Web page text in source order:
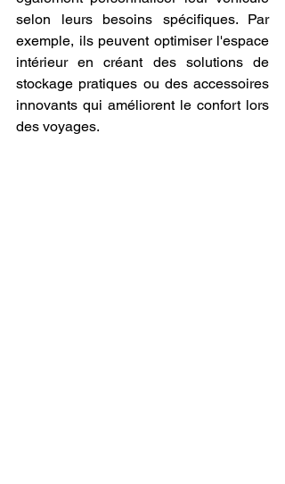
selon leurs besoins spécifiques. Par
exemple, ils peuvent optimiser l'espace
intérieur en créant des solutions de
stockage pratiques ou des accessoires
innovants qui améliorent le confort lors
des voyages.